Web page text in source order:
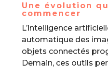
Une évolution
commencer
L’intelligence
automatique des
objets connectés
Demain, ces outils